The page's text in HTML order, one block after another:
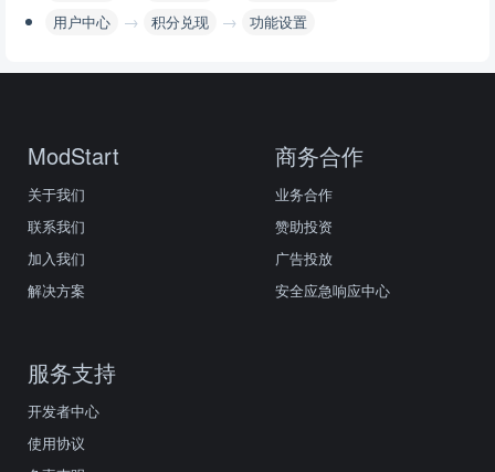
用户中心
→ 积分兑现 → 功能设置
ModStart
关于我们
联系我们
加入我们
解决方案
商务合作
业务合作
赞助投资
广告投放
安全应急响应中心
服务支持
开发者中心
使用协议